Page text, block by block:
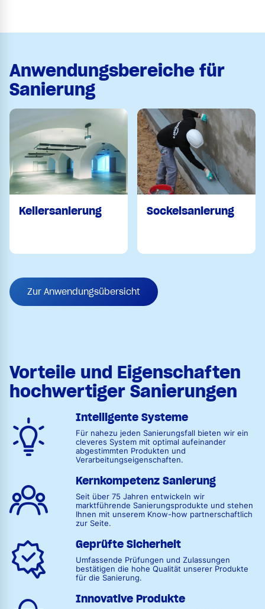
Anwendungsbereiche für
Sanierung
Kellersanierung Sockelsanierung
Zur Anwendungsübersicht
Vorteile und Eigenschaften
hochwertiger Sanierungen
Intelligente Systeme
Für nahezu jeden Sanierungsfall bieten wir ein
cleveres System mit optimal aufeinander
abgestimmten Produkten und
Verarbeitungseigenschaften.
Kernkompetenz Sanierung
Seit über 75 Jahren entwickeln wir
marktführende Sanierungsprodukte und stehen
Ihnen mit unserem Know-how partnerschaftlich
zur Seite.
Geprüfte Sicherheit
Umfassende Prüfungen und Zulassungen
bestätigen die hohe Qualität unserer Produkte
für die Sanierung.
Innovative Produkte